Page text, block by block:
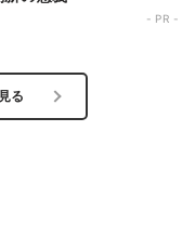
- PR -
る